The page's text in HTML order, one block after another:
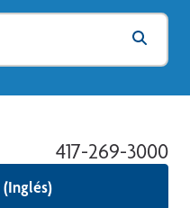
417-269-3000